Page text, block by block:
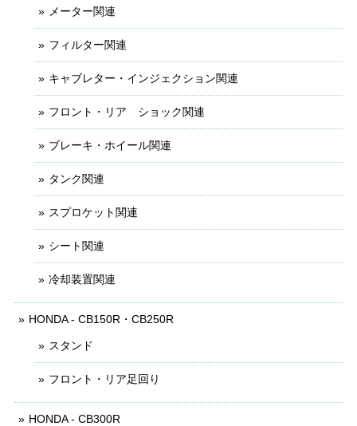
メーター関連
フィルター関連
キャブレター・インジェクション関連
フロント・リア ショック関連
ブレーキ・ホイール関連
タンク関連
スプロケット関連
シート関連
冷却装置関連
HONDA - CB150R・CB250R
スタンド
フロント・リア足回り
HONDA - CB300R